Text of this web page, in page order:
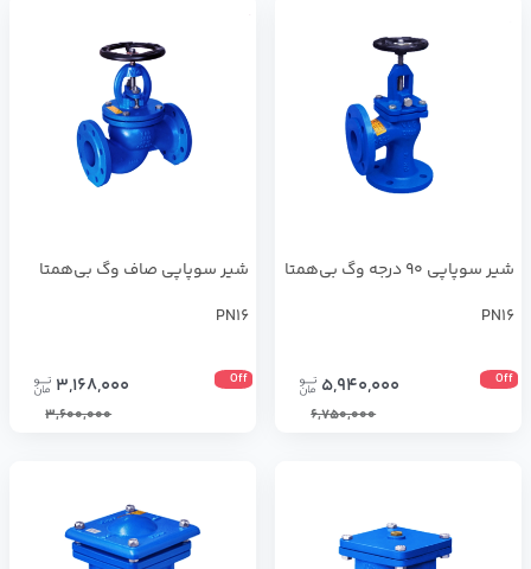
شیر سوپاپی 90 درجه وگ بی‌همتا
PN16
Off
5,940,000
6,750,000
شیر سوپاپی صاف وگ بی‌همتا
PN16
Off
3,168,000
3,600,000